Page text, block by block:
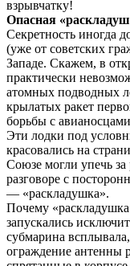
взрывчатку!
Опасная
Секретность иногда
(уже от советских
Западе. Скажем, в
практически
атомных подводных
крылатых ракет
борьбы с
Эти лодки под
красовались на
Союзе могли упечь
разговоре с
— «раскладушка».
Почему
запускались
субмарина
ограждение антенны